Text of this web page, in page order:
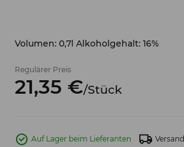
Volumen: 0,7l Alkoholgehalt: 16%
Regulärer Preis
21,35 €/Stück
Auf Lager beim Lieferanten Versand